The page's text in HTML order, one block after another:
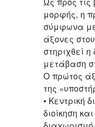
μορφής, η
σύμφωνα
άξονες
στηριχθεί
μετάβαση
Ο πρώτος
της
• Κεντρική
διοίκηση